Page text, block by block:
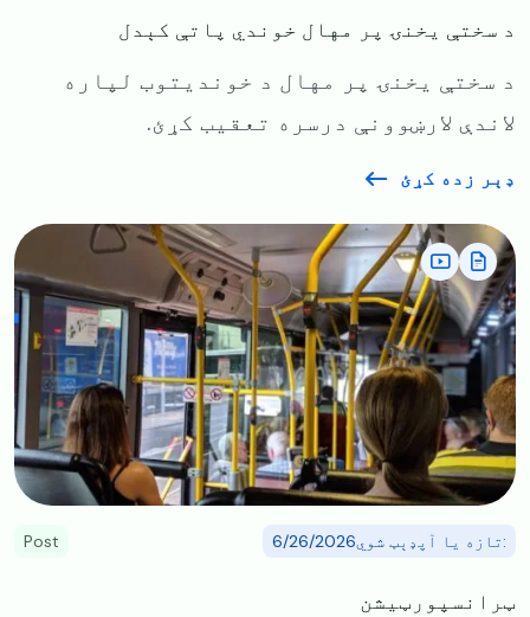
د سختې یخنۍ پر مهال خوندي پاتې کېدل
د سختې یخنۍ پر مهال د خوندیتوب لپاره
لاندې لارښوونې درسره تعقیب کړئ.
ډېر زده کړئ
Image
:تازه یا آپډېټ شوي6/26/2026 Post
ټرانسپورټیشن